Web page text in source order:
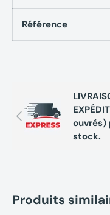
Référence
Précédent
ouvrés)
stock.
Produits